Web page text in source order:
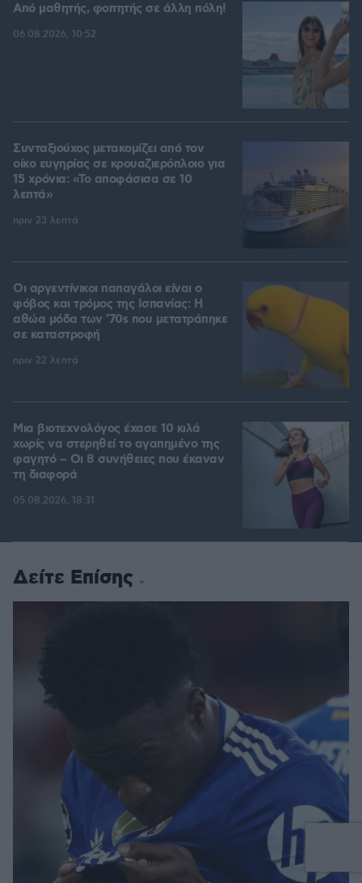
Από μαθητής, φοιτητής σε άλλη πόλη!
06.08.2026, 10:52
Συνταξιούχος μετακομίζει από τον
οίκο ευγηρίας σε κρουαζιερόπλοιο για
15 χρόνια: «Το αποφάσισα σε 10
λεπτά»
πριν 23 λεπτά
Οι αργεντίνικοι παπαγάλοι είναι ο
φόβος και τρόμος της Ισπανίας: Η
αθώα μόδα των '70s που μετατράπηκε
σε καταστροφή
πριν 22 λεπτά
Μια βιοτεχνολόγος έχασε 10 κιλά
χωρίς να στερηθεί το αγαπημένο της
φαγητό – Οι 8 συνήθειες που έκαναν
τη διαφορά
05.08.2026, 18:31
Δείτε Επίσης